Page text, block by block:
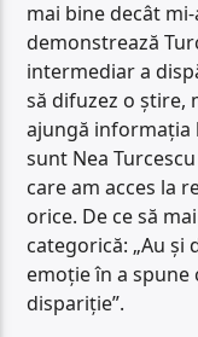
mai bine decât
demonstrează
intermediar a
să difuzez o știre,
ajungă informația
sunt Nea
care am acces la
orice. De ce să
categorică: „Au
emoție în a spune
dispariție”.